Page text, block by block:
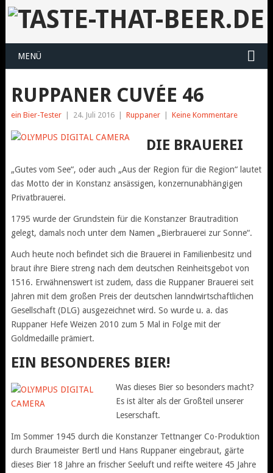
MENÜ
RUPPANER CUVÉE 46
ein Bier-Tester 24. Juli 2016 Ruppaner Keine Kommentare
DIE BRAUEREI
„Gutes vom See“, oder auch „Aus der Region für die Region“ lautet
das Motto der in Konstanz ansässigen, konzernunabhängigen
Privatbrauerei.
1795 wurde der Grundstein für die Konstanzer Brautradition
gelegt, damals noch unter dem Namen „Bierbrauerei zur Sonne“.
Auch heute noch befindet sich die Brauerei in Familienbesitz und
braut ihre Biere streng nach dem deutschen Reinheitsgebot von
1516. Erwähnenswert ist zudem, dass die Ruppaner Brauerei seit
Jahren mit dem großen Preis der deutschen lanndwirtschaftlichen
Gesellschaft (DLG) ausgezeichnet wird. So wurde u. a. das
Ruppaner Hefe Weizen 2010 zum 5 Mal in Folge mit der
Goldmedaille prämiert.
EIN BESONDERES BIER!
Was dieses Bier so besonders macht?
Es ist älter als der Großteil unserer
Leserschaft.
Im Sommer 1945 durch die Konstanzer Tettnanger Co-Produktion
durch Braumeister Bertl und Hans Ruppaner eingebraut, gärte
dieses Bier 18 Jahre an frischer Seeluft und reifte weitere 45 Jahre